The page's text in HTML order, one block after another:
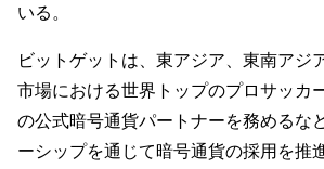
いる。
ビットゲットは、東アジア、東南アジ
市場における世界トップのプロサッカ
の公式暗号通貨パートナーを務めるな
ーシップを通じて暗号通貨の採用を推